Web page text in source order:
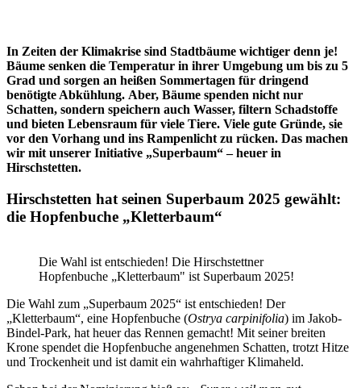
In Zeiten der Klimakrise sind Stadtbäume wichtiger denn je!
Bäume senken die Temperatur in ihrer Umgebung um bis zu 5
Grad und sorgen an heißen Sommertagen für dringend
benötigte Abkühlung. Aber, Bäume spenden nicht nur
Schatten, sondern speichern auch Wasser, filtern Schadstoffe
und bieten Lebensraum für viele Tiere. Viele gute Gründe, sie
vor den Vorhang und ins Rampenlicht zu rücken. Das machen
wir mit unserer Initiative „Superbaum“ – heuer in
Hirschstetten.
Hirschstetten hat seinen Superbaum 2025 gewählt:
die Hopfenbuche „Kletterbaum“
Die Wahl ist entschieden! Die Hirschstettner
Hopfenbuche „Kletterbaum" ist Superbaum 2025!
Die Wahl zum „Superbaum 2025“ ist entschieden! Der
„Kletterbaum“, eine Hopfenbuche (Ostrya carpinifolia) im Jakob-
Bindel-Park, hat heuer das Rennen gemacht! Mit seiner breiten
Krone spendet die Hopfenbuche angenehmen Schatten, trotzt Hitze
und Trockenheit und ist damit ein wahrhaftiger Klimaheld.